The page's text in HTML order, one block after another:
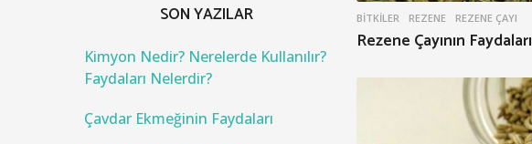
BITKILER REZENE ,REZENE ÇAYI
Rezene Çayının Faydaları
o
r
SON YAZILAR
Kimyon Nedir? Nerelerde Kullanılır?
Faydaları Nelerdir?
Çavdar Ekmeğinin Faydaları